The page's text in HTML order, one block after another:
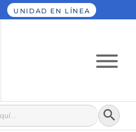
UNIDAD EN LÍNEA
Botón